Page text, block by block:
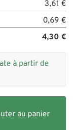
3,61 €
0,69 €
4,30 €
à partir de